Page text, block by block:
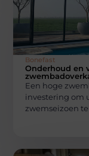
Bonefast
Onderhoud en
Een hoge
investering om
zwemseizoen